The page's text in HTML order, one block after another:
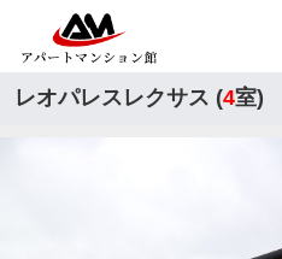
レオパレスレクサス (4室)